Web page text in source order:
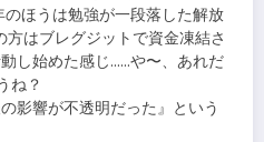
ほうは勉強が一段落した解放
方はブレグジットで資金凍結さ
し始めた感じ……や〜、あれだ
ね？
影響が不透明だった』という